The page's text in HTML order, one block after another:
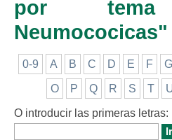
por tema
Neumococicas"
0-9 A B C D E F G
O P Q R S T
O introducir las primeras letras: